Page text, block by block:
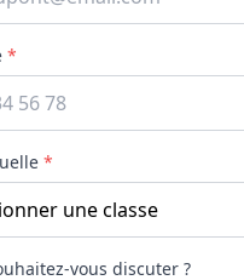
*
*
vous discuter ?